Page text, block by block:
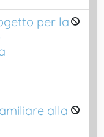
per la
alla